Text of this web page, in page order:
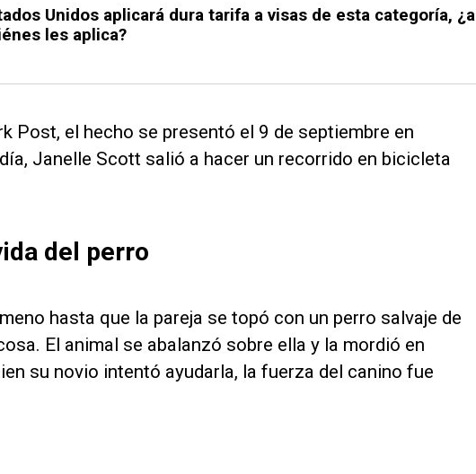
Unidos aplicará dura tarifa a visas de esta categoría, ¿a
les aplica?
Post, el hecho se presentó el 9 de septiembre en
Janelle Scott salió a hacer un recorrido en bicicleta
del perro
hasta que la pareja se topó con un perro salvaje de
El animal se abalanzó sobre ella y la mordió en
su novio intentó ayudarla, la fuerza del canino fue